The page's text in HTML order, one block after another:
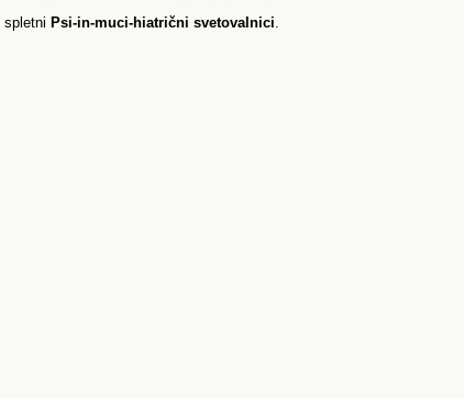
spletni Psi-in-muci-hiatrični svetovalnici.